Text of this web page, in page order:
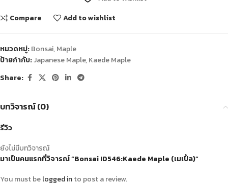
Compare
Add to wishlist
หมวดหมู่:Bonsai,Maple
ป้ายกำกับ:Japanese Maple,Kaede Maple
Share:
บทวิจารณ์ (0)
รีวิว
ยังไม่มีบทวิจารณ์
มาเป็นคนแรกที่วิจารณ์ “Bonsai ID546:Kaede Maple (เมเปิ้ล)”
You must belogged into post a review.